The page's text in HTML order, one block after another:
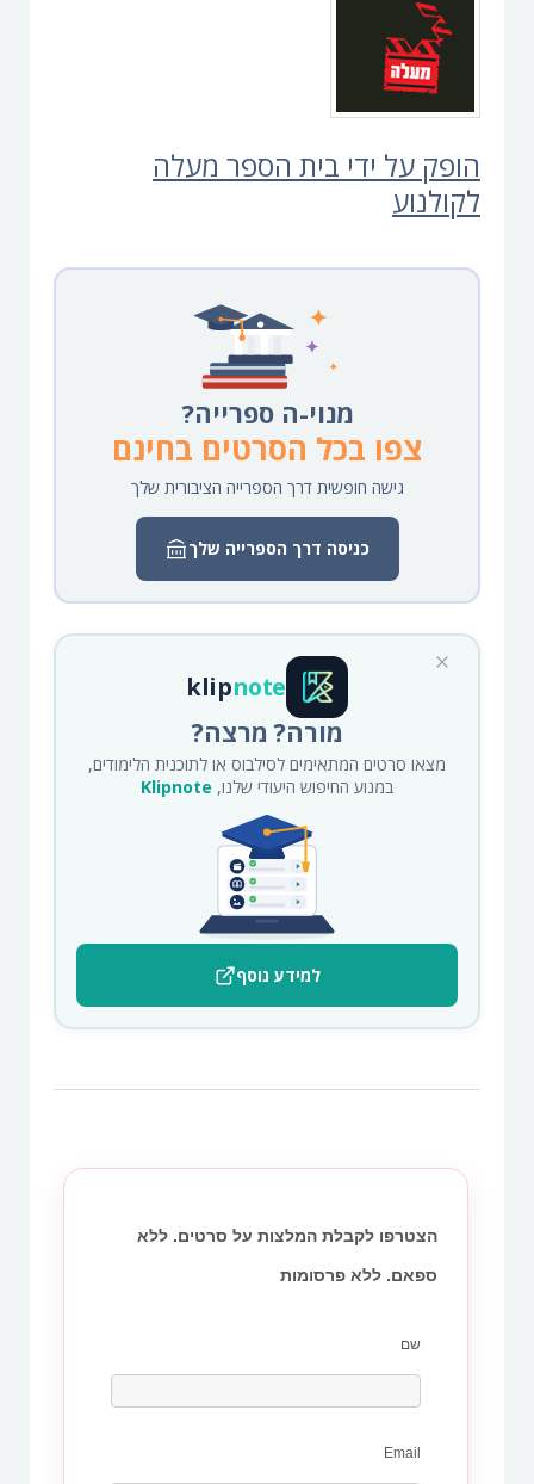
הופק על ידי בית הספר מעלה
לקולנוע
מנוי-ה ספרייה?
צפו בכל הסרטים בחינם
גישה חופשית דרך הספרייה הציבורית שלך
כניסה דרך הספרייה שלך
klipnote
מורה? מרצה?
מצאו סרטים המתאימים לסילבוס או לתוכנית הלימודים,
במנוע החיפוש היעודי שלנו, Klipnote
למידע נוסף
הצטרפו לקבלת המלצות על סרטים. ללא
ספאם. ללא פרסומות
שם
Email